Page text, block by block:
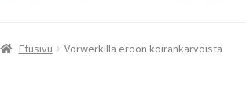
Etusivu Vorwerkilla eroon koirankarvoista